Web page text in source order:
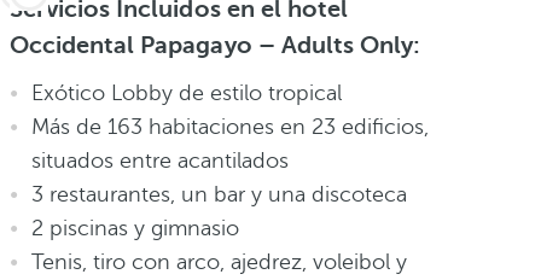
Servicios Incluidos en el hotel
Occidental Papagayo – Adults Only:
Exótico Lobby de estilo tropical
Más de 163 habitaciones en 23 edificios,
situados entre acantilados
3 restaurantes, un bar y una discoteca
2 piscinas y gimnasio
Tenis, tiro con arco, ajedrez, voleibol y